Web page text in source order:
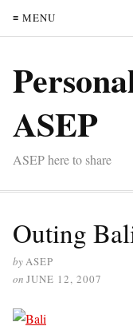
≡ MENU
ASEP
ASEP here to share
Outing
byASEP
on JUNE 12, 2007